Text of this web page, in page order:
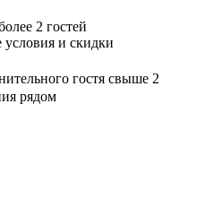
2 гостей
условия и скидки
гостя свыше 2
рядом